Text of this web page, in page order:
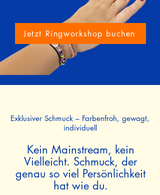
Jetzt Ringworkshop buchen
Exklusiver Schmuck – Farbenfroh, gewagt,
individuell
Kein Mainstream, kein
Vielleicht. Schmuck, der
genau so viel Persönlichkeit
hat wie du.